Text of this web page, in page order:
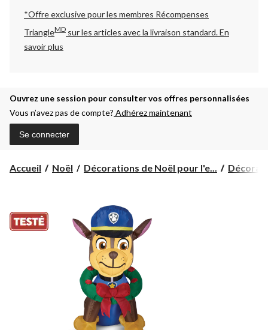
*Offre exclusive pour les membres Récompenses
TriangleMD sur les articles avec la livraison standard.En
savoir plus
Ouvrez une session pour consulter vos offres personnalisées
Vous n’avez pas de compte? Adhérez maintenant
Se connecter
Accueil Noël Décorations de Noël pour l'e...